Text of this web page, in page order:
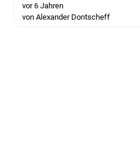
vor 6 Jahren
von Alexander Dontscheff